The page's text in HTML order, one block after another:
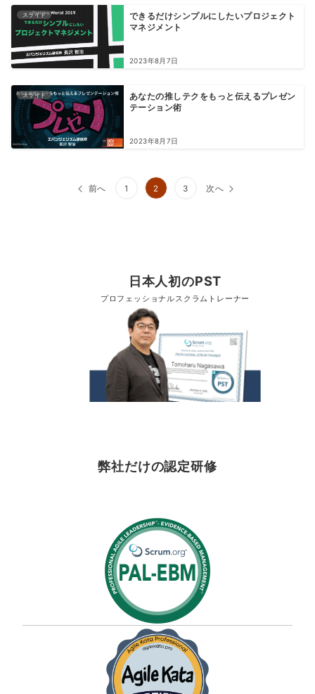
スライド
できるだけシンプルにしたいプロジェクト
マネジメント
2023年8月7日
スライド
あなたの推しテクをもっと伝えるプレゼン
テーション術
2023年8月7日
前へ 1 2 3 次へ
日本人初のPST
プロフェッショナルスクラムトレーナー
弊社だけの認定研修